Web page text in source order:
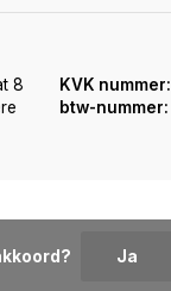
8
KVK nummer:
btw-nummer:
Ja